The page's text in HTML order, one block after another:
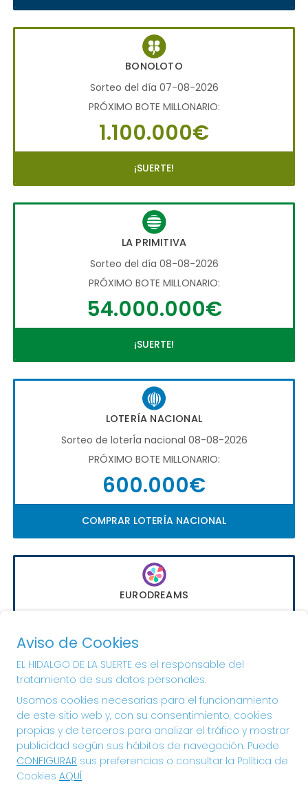
BONOLOTO
Sorteo del día 07-08-2026
PRÓXIMO BOTE MILLONARIO:
1.100.000€
¡SUERTE!
LA PRIMITIVA
Sorteo del día 08-08-2026
PRÓXIMO BOTE MILLONARIO:
54.000.000€
¡SUERTE!
LOTERÍA NACIONAL
Sorteo de loterÍa nacional 08-08-2026
PRÓXIMO BOTE MILLONARIO:
600.000€
COMPRAR LOTERÍA NACIONAL
EURODREAMS
PRÓXIMO BOTE MILLONARIO:
20.000€
¡SUERTE!
Aviso de Cookies
EL HIDALGO DE LA SUERTE es el responsable del
tratamiento de sus datos personales.
Usamos cookies necesarias para el funcionamiento
de este sitio web y, con su consentimiento, cookies
propias y de terceros para analizar el tráfico y mostrar
publicidad según sus hábitos de navegación. Puede
CONFIGURAR sus preferencias o consultar la Política de
Cookies AQUÍ.